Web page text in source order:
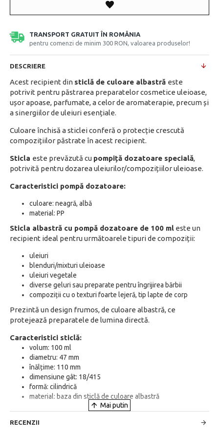
TRANSPORT GRATUIT ÎN ROMÂNIA
pentru comenzi de minim 300 RON, valoarea produselor!
DESCRIERE
Acest recipient din sticlă de culoare albastră este
potrivit pentru păstrarea preparatelor cosmetice uleioase,
ușor apoase, parfumate, a celor de aromaterapie, precum și
a sinergiilor de uleiuri esențiale.
Culoare închisă a sticlei conferă o protecție crescută
compozițiilor păstrate în acest recipient.
Sticla este prevăzută cu pompiță dozatoare specială,
potrivită pentru dozarea uleiurilor/compozițiilor uleioase.
Caracteristici pompă dozatoare:
culoare: neagră, albă
material: PP
Sticla albastră cu pompă dozatoare de 100 ml este un
recipient ideal pentru următoarele tipuri de compoziții:
uleiuri
blenduri/mixturi uleioase
uleiuri vegetale
diverse geluri sau preparate pentru îngrijirea bărbii
compoziții cu o texturi foarte lejeră, tip lapte de corp
Prezintă un design frumos, de culoare albastră, ce
protejează preparatele de lumina directă.
Caracteristici sticlă:
volum: 100 ml
diametru: 47 mm
înălțime: 110 mm
dimensiune gât: 18/415
formă: cilindrică
material: baza din sticlă de culoare albastră
RECENZII